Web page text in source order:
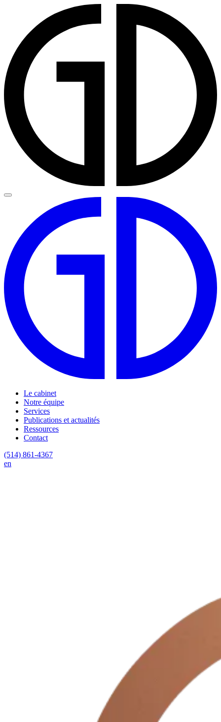
Le cabinet
Notre équipe
Services
Publications et actualités
Ressources
Contact
(514) 861-4367
en